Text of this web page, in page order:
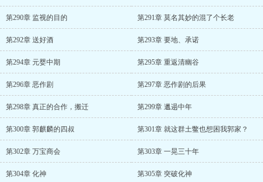
第290章 监视的目的 第291章 莫名其妙的混了个长老
第292章 送好酒 第293章 要地、承诺
第294章 元婴中期 第295章 重返清幽谷
第296章 恶作剧 第297章 恶作剧的后果
第298章 真正的合作，搬迁 第299章 邋遢中年
第300章 郭麒麟的四叔 第301章 就这群土鳖也想困我郭家？
第302章 万宝商会 第303章 一晃三十年
第304章 化神 第305章 突破化神